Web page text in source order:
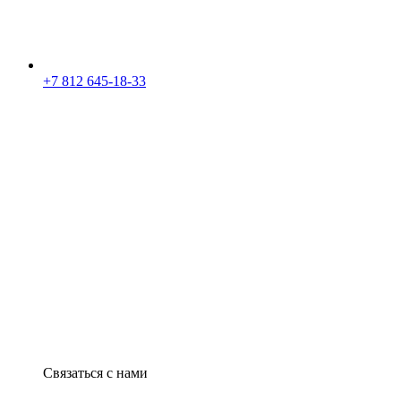
+7 812 645-18-33
Связаться с нами